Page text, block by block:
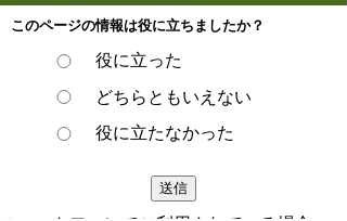
このページの情報は役に立ちましたか？
役に立った
どちらともいえない
役に立たなかった